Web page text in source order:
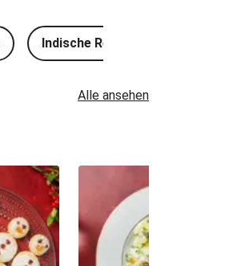
Indische Rezepte
Alle ansehen